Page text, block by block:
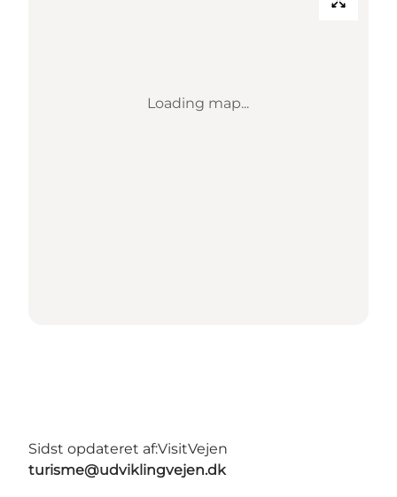
Loading map...
Sidst opdateret af:VisitVejen
turisme@udviklingvejen.dk